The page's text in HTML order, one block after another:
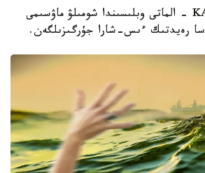
قونايەۆ. KAZINFORM - الماتى وبلىسىندا شومىلۋ ماۋسىمى